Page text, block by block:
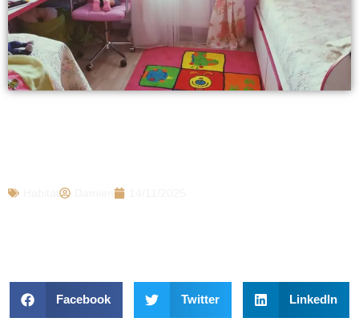
Facebook Twitter LinkedIn